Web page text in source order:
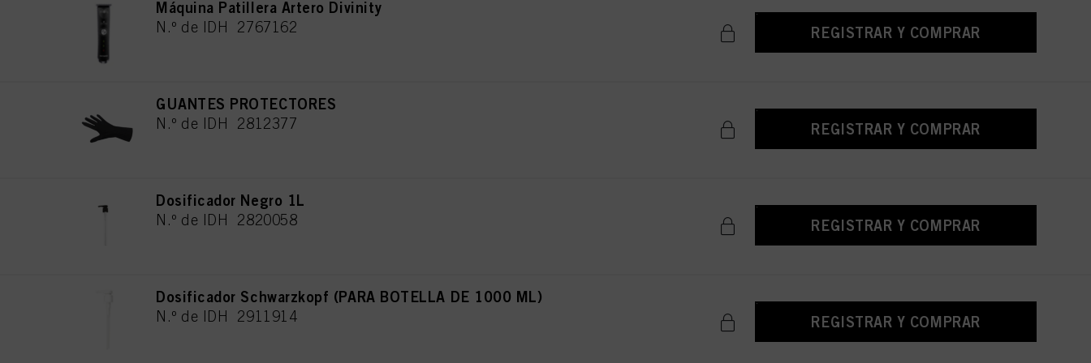
Máquina Patillera Artero Divinity
N.º de IDH 2767162 REGISTRAR Y COMPRAR
GUANTES PROTECTORES
N.º de IDH 2812377 REGISTRAR Y COMPRAR
Dosificador Negro 1L
N.º de IDH 2820058 REGISTRAR Y COMPRAR
Dosificador Schwarzkopf (PARA BOTELLA DE 1000 ML)
N.º de IDH 2911914 REGISTRAR Y COMPRAR